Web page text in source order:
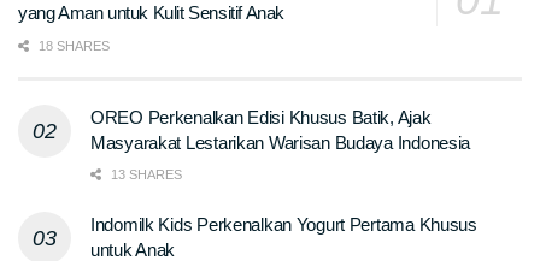
yang Aman untuk Kulit Sensitif Anak
18 SHARES
OREO Perkenalkan Edisi Khusus Batik, Ajak
Masyarakat Lestarikan Warisan Budaya Indonesia
13 SHARES
Indomilk Kids Perkenalkan Yogurt Pertama Khusus
untuk Anak